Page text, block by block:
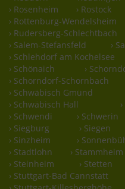
› Rosenheim
› Rostock
› Rottenburg-Wendelsheim
› Rudersberg-Schlechtbach
› Salem-Stefansfeld
›
› Schlehdorf am Kochelsee
› Schönaich
›
› Schorndorf-Schornbach
› Schwäbisch Gmünd
› Schwäbisch Hall
› Schwendi
› Schwerin
› Siegburg
› Siegen
› Sinzheim
›
› Stadtlohn
› Stammheim
› Steinheim
› Stetten
› Stuttgart-Bad Cannstatt